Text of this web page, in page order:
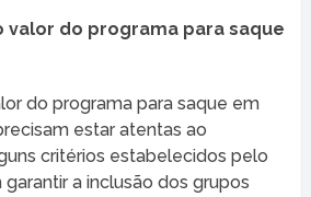
valor do programa para saque
do programa para saque em
estar atentas ao
critérios estabelecidos pelo
a inclusão dos grupos